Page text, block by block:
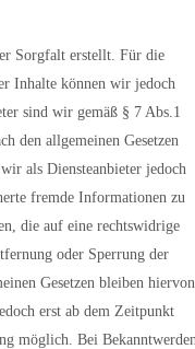
Sorgfalt erstellt. Für die
Inhalte können wir jedoch
sind wir gemäß § 7 Abs.1
den allgemeinen Gesetzen
als Diensteanbieter jedoch
fremde Informationen zu
die auf eine rechtswidrige
oder Sperrung der
Gesetzen bleiben hiervon
erst ab dem Zeitpunkt
möglich. Bei